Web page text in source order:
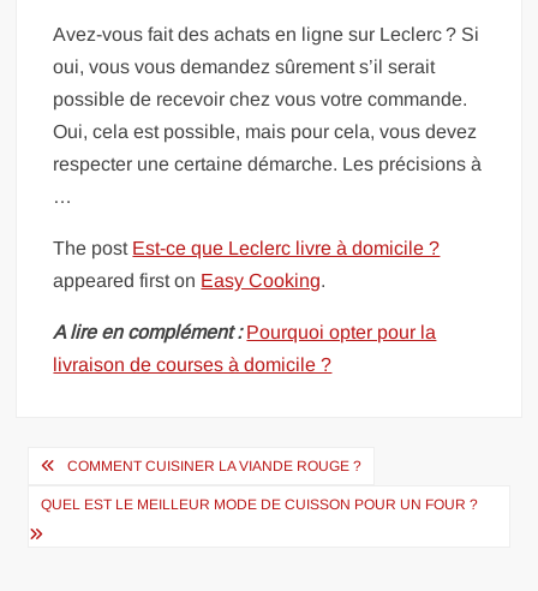
Avez-vous fait des achats en ligne sur Leclerc ? Si
oui, vous vous demandez sûrement s’il serait
possible de recevoir chez vous votre commande.
Oui, cela est possible, mais pour cela, vous devez
respecter une certaine démarche. Les précisions à
…
The post Est-ce que Leclerc livre à domicile ?
appeared first on Easy Cooking.
A lire en complément : Pourquoi opter pour la
livraison de courses à domicile ?
Navigation
de
l’article
COMMENT CUISINER LA VIANDE ROUGE ?
QUEL EST LE MEILLEUR MODE DE CUISSON POUR UN FOUR ?